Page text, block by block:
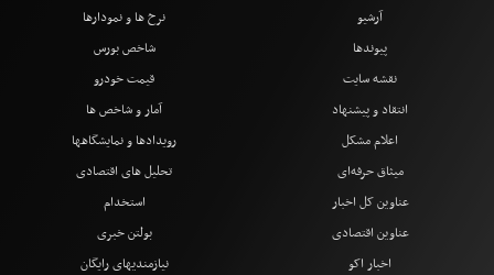
آرشیو
پیوندها
نقشه سایت
انتقاد و پیشنهاد
اعلام مشکل
میثاق حرفه‌ای
نرخ ها و نمودارها
شاخص بورس
قیمت خودرو
آمار و شاخص ها
رویدادها و نمایشگاهها
تحلیل های اقتصادی
عناوین کل اخبار
عناوین اقتصادی
اخبار اکو
استخدام
بولتن خبری
نیازمندیهای رایگان